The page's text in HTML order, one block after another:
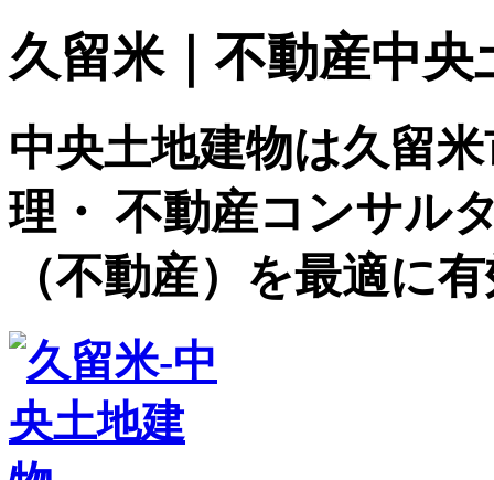
久留米｜不動産中
中央土地建物は久留
理・ 不動産コンサル
（不動産）を最適に